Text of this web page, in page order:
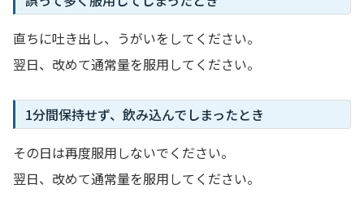
直ちに吐き出し、うがいをしてください。
翌日、改めて通常量を服用してください。
1分間保持せず、飲み込んでしまったとき
その日は再度服用しないでください。
翌日、改めて通常量を服用してください。